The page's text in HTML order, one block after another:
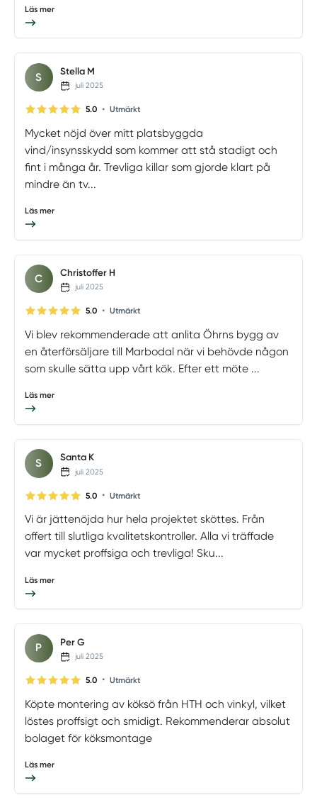
Läs mer
S Stella M
juli 2025
5.0 • Utmärkt
Mycket nöjd över mitt platsbyggda
vind/insynsskydd som kommer att stå stadigt och
fint i många år. Trevliga killar som gjorde klart på
mindre än tv...
Läs mer
C Christoffer H
juli 2025
5.0 • Utmärkt
Vi blev rekommenderade att anlita Öhrns bygg av
en återförsäljare till Marbodal när vi behövde någon
som skulle sätta upp vårt kök. Efter ett möte ...
Läs mer
S Santa K
juli 2025
5.0 • Utmärkt
Vi är jättenöjda hur hela projektet sköttes. Från
offert till slutliga kvalitetskontroller. Alla vi träffade
var mycket proffsiga och trevliga! Sku...
Läs mer
P Per G
juli 2025
5.0 • Utmärkt
Köpte montering av köksö från HTH och vinkyl, vilket
löstes proffsigt och smidigt. Rekommenderar absolut
bolaget för köksmontage
Läs mer